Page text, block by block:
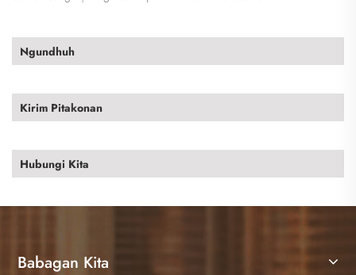
Ngundhuh
Kirim Pitakonan
Hubungi Kita
Babagan Kita